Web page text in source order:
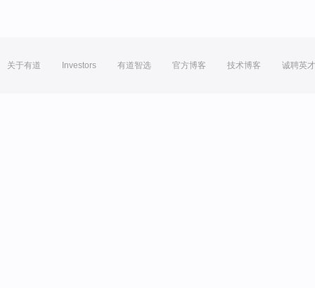
关于有道 Investors 有道智选 官方博客 技术博客 诚聘英才